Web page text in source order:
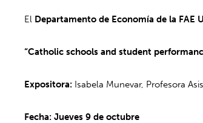
El Departamento de Economía de la FAE
“Catholic schools and student
Expositora: Isabela Munevar, Profesora
Fecha: Jueves 9 de octubre